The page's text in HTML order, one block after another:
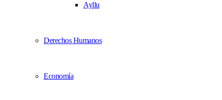
Ayllu
Derechos Humanos
Economía